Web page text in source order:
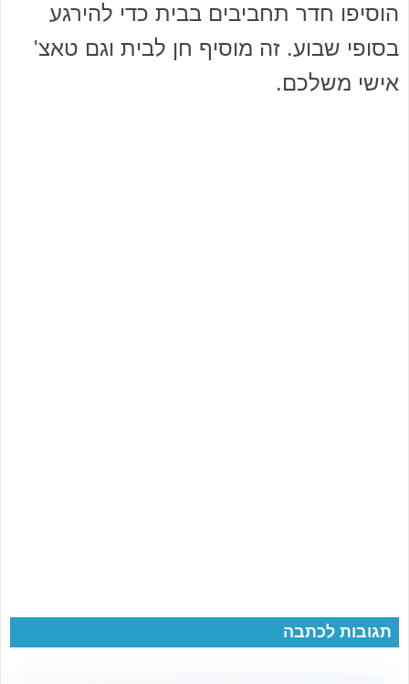
הוסיפו חדר תחביבים בבית כדי להירגע
בסופי שבוע. זה מוסיף חן לבית וגם טאצ'
אישי משלכם.
תגובות לכתבה